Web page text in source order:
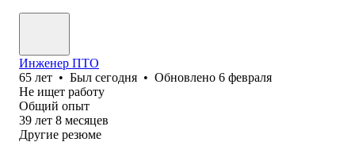
Инженер ПТО
65 лет • Был сегодня • Обновлено 6 февраля
Не ищет работу
Общий опыт
39 лет 8 месяцев
Другие резюме